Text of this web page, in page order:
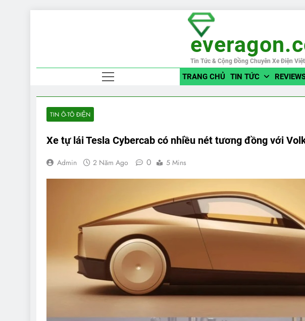
Tin Tức & Cộng Đồng Chuyên Xe Điện
TRANG CHỦ TIN TỨC
TIN Ô-TÔ ĐIỆN
Xe tự lái Tesla Cybercab có nhiều nét tương đồng với
Admin 2 Năm Ago 0 5 Mins